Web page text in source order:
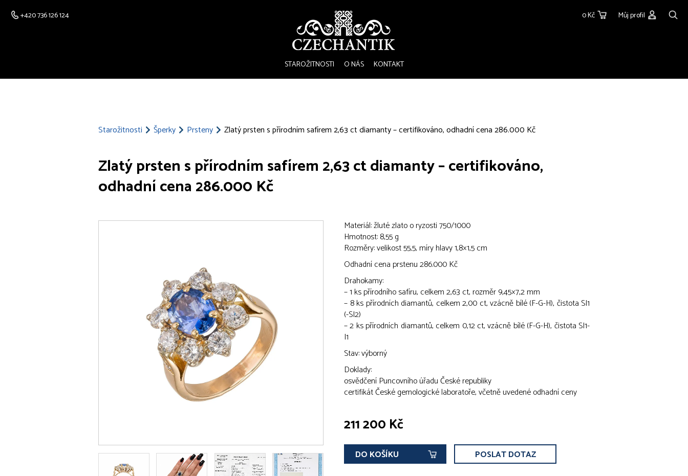
+420 736 126 124 0 Kč Můj profil
STAROŽITNOSTI O NÁS KONTAKT
Starožitnosti Šperky Prsteny Zlatý prsten s přírodním safírem 2,63 ct diamanty – certifikováno, odhadní cena 286.000 Kč
Zlatý prsten s přírodním safírem 2,63 ct diamanty – certifikováno,
odhadní cena 286.000 Kč
Materiál: žluté zlato o ryzosti 750/1000
Hmotnost: 8,55 g
Rozměry: velikost 55,5, míry hlavy 1,8×1,5 cm
Odhadní cena prstenu 286.000 Kč
Drahokamy:
– 1 ks přírodního safíru, celkem 2,63 ct, rozměr 9,45×7,2 mm
– 8 ks přírodních diamantů, celkem 2,00 ct, vzácně bílé (F-G-H), čistota SI1
(-SI2)
– 2 ks přírodních diamantů, celkem 0,12 ct, vzácně bílé (F-G-H), čistota SI1-
I1
Stav: výborný
Doklady:
osvědčení Puncovního úřadu České republiky
certifikát České gemologické laboratoře, včetně uvedené odhadní ceny
211 200 Kč
DO KOŠÍKU POSLAT DOTAZ